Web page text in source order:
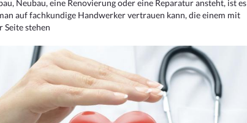
Neubau, eine Renovierung oder eine Reparatur ansteht, ist es
auf fachkundige Handwerker vertrauen kann, die einem mit
Seite stehen